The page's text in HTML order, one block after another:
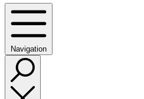
Navigation